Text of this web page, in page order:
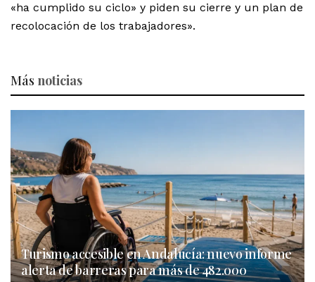
«ha cumplido su ciclo» y piden su cierre y un plan de
recolocación de los trabajadores».
Más noticias
Turismo accesible en Andalucía: nuevo informe
alerta de barreras para más de 482.000